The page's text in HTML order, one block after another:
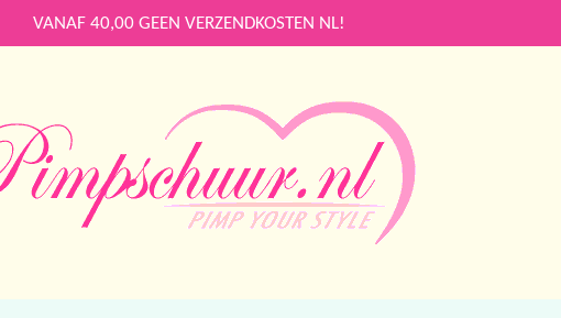
VANAF 40,00 GEEN VERZENDKOSTEN NL!